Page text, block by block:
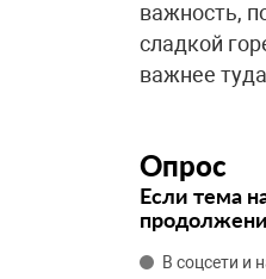
важность,
сладкой
важнее
Опрос
Если тема
В соцсети и